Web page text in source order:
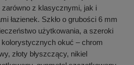
z klasycznymi, jak i
łazienek. Szkło o grubości 6 mm
użytkowania, a szeroki
okuć – chrom
złoty błyszczący, nikiel